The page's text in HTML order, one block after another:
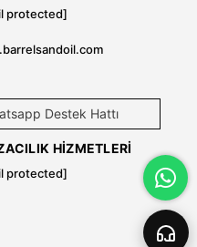
protected]
Destek Hattı
HIZMETLERI
protected]